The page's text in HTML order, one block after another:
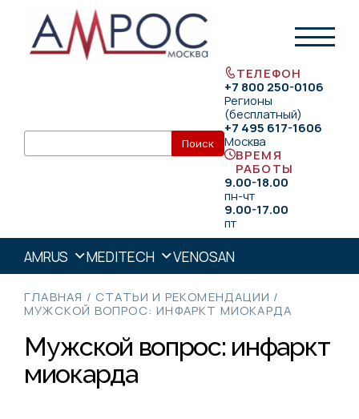
ТЕЛЕФОН
+7 800 250-0106
Регионы
(бесплатный)
+7 495 617-1606
Москва
ВРЕМЯ
РАБОТЫ
9.00-18.00
пн-чт
9.00-17.00
пт
AMRUS MEDITECH VENOSAN
ГЛАВНАЯ / СТАТЬИ И РЕКОМЕНДАЦИИ /
МУЖСКОЙ ВОПРОС: ИНФАРКТ МИОКАРДА
Мужской вопрос: инфаркт
миокарда